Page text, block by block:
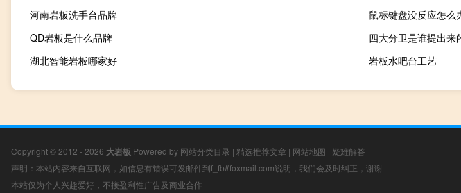
河南岩板洗手台品牌
鼠标键盘没反应怎么
QD岩板是什么品牌
四大分卫是谁提出来
湖北智能岩板哪家好
岩板水吧台工艺
Copyright © 2012 - 2026 大岩板 Powered by 网站分类目录 | 精选推荐文章 | 网站地图 | 疑难解答
声明：本站内容来自互联网，如信息有错误可发邮件到f_fb#foxmail.com说明，我们会及时纠正，谢谢
本站仅为个人兴趣爱好，不接盈利性广告及商业合作